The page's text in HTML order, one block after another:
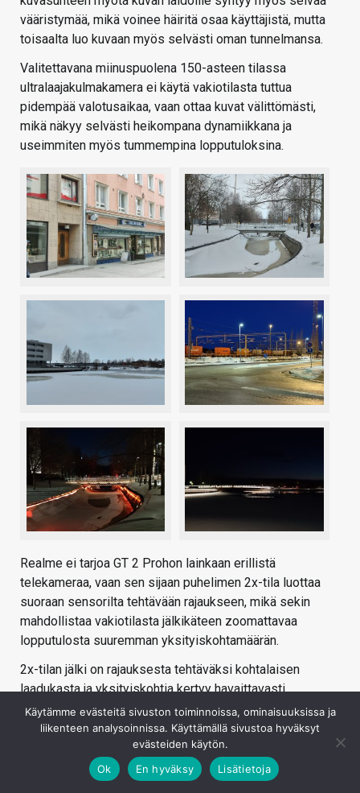
vääristymää, mikä voinee häiritä osaa käyttäjistä, mutta
toisaalta luo kuvaan myös selvästi oman tunnelmansa.
Valitettavana miinuspuolena 150-asteen tilassa
ultralaajakulmakamera ei käytä vakiotilasta tuttua
pidempää valotusaikaa, vaan ottaa kuvat välittömästi,
mikä näkyy selvästi heikompana dynamiikkana ja
useimmiten myös tummempina lopputuloksina.
Realme ei tarjoa GT 2 Prohon lainkaan erillistä
telekameraa, vaan sen sijaan puhelimen 2x-tila luottaa
suoraan sensorilta tehtävään rajaukseen, mikä sekin
mahdollistaa vakiotilasta jälkikäteen zoomattavaa
lopputulosta suuremman yksityiskohtamäärän.
2x-tilan jälki on rajauksesta tehtäväksi kohtalaisen
laadukasta ja yksityiskohtia kertyy havaittavasti
perustilaa enemmän, mutta ei kuitenkaan erillisen
telekameran veroisesti. Käsittelyjälki 2x-tilassa
puolestaan on pääosin luonnollista, eikä siinä ole
havaittavissa yhtä voimakasta kontrastointia kuin
pääkamerassa.
Käytämme evästeitä sivuston toiminnoissa, ominaisuuksissa ja
liikenteen analysoinnissa. Käyttämällä sivustoa hyväksyt
evästeiden käytön.
Ok
En hyväksy Lisätietoja